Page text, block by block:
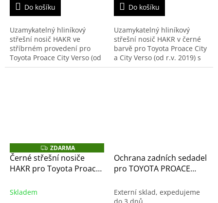
Do košíku
Uzamykatelný hliníkový
střešní nosič HAKR ve
stříbrném provedení pro
Toyota Proace City Verso (od
r.v. 2019) určený pro vozy
Do košíku
Uzamykatelný hliníkový
střešní nosič HAKR v černé
barvě pro Toyota Proace City
a City Verso (od r.v. 2019) s
integrovanými podélníky.
Z
D
A
R
ZDARMA
Černé střešní nosiče
HAKR pro Toyota Proace
příčníky Alu Wing Profile
Skladem
Ochrana zadních sedadel
pro TOYOTA PROACE
Externí sklad, expedujeme